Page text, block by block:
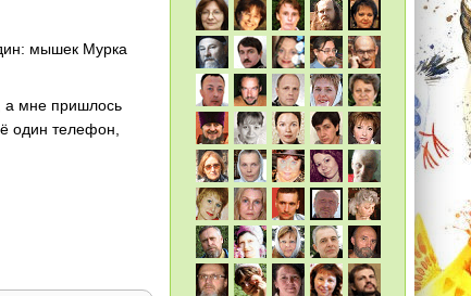
мышек Мурка
а мне пришлось
один телефон,